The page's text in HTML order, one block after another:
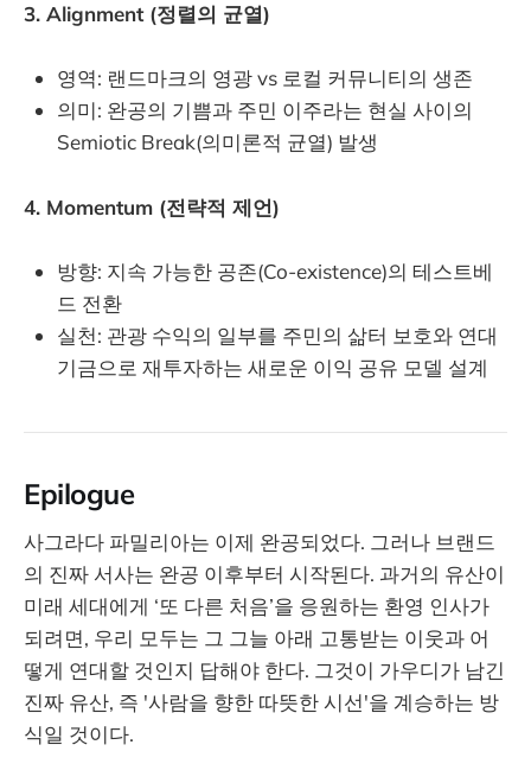
3. Alignment (정렬의 균열)
영역: 랜드마크의 영광 vs 로컬 커뮤니티의 생존
의미: 완공의 기쁨과 주민 이주라는 현실 사이의
Semiotic Break(의미론적 균열) 발생
4. Momentum (전략적 제언)
방향: 지속 가능한 공존(Co-existence)의 테스트베
드 전환
실천: 관광 수익의 일부를 주민의 삶터 보호와 연대
기금으로 재투자하는 새로운 이익 공유 모델 설계
Epilogue
사그라다 파밀리아는 이제 완공되었다. 그러나 브랜드
의 진짜 서사는 완공 이후부터 시작된다. 과거의 유산이
미래 세대에게 ‘또 다른 처음’을 응원하는 환영 인사가
되려면, 우리 모두는 그 그늘 아래 고통받는 이웃과 어
떻게 연대할 것인지 답해야 한다. 그것이 가우디가 남긴
진짜 유산, 즉 '사람을 향한 따뜻한 시선'을 계승하는 방
식일 것이다.